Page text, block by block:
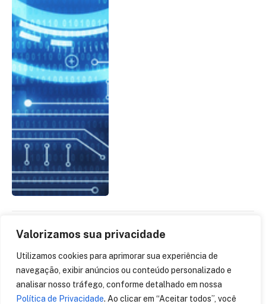
Valorizamos sua privacidade
Utilizamos cookies para aprimorar sua experiência de
navegação, exibir anúncios ou conteúdo personalizado e
analisar nosso tráfego, conforme detalhado em nossa
Política de Privacidade. Ao clicar em “Aceitar todos”, você
O Alerta e a importância
da primeira decisão
administrativa da ANPD na
proteção de dados
pessoais no Brasil